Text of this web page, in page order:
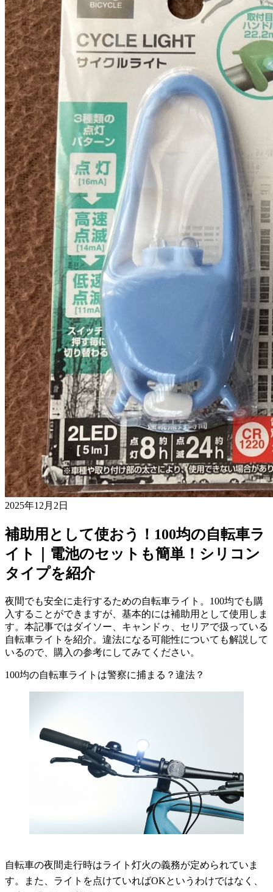
2025年12月2日
補助用として使おう！100均の自転車ラ
イト｜電池のセットも簡単！シリコン
タイプを紹介
夜間でも安全に走行するための自転車ライト。100均でも購
入することができますが、基本的には補助用として使用しま
す。本記事ではダイソー、キャンドゥ、セリアで扱っている
自転車ライトを紹介。違法になる可能性についても解説して
いるので、購入の参考にしてみてください。
100均の自転車ライトは警察に捕まる？違法？
自転車の夜間走行時はライト灯火の義務が定められていま
す。また、ライトを点けていればOKというわけではなく、